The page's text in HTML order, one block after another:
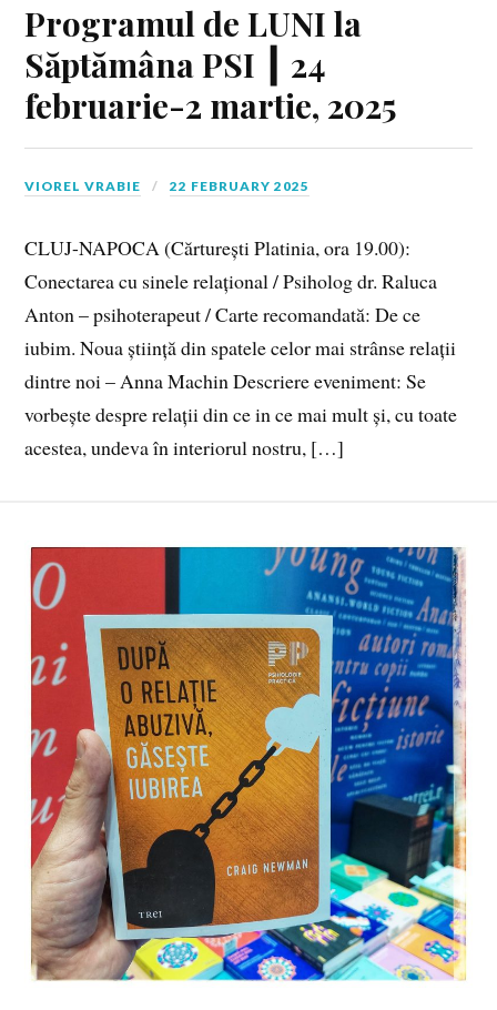
Programul de LUNI la
Săptămâna PSI ┃ 24
februarie-2 martie, 2025
VIOREL VRABIE 22 FEBRUARY 2025
CLUJ-NAPOCA (Cărturești Platinia, ora 19.00):
Conectarea cu sinele relațional / Psiholog dr. Raluca
Anton – psihoterapeut / Carte recomandată: De ce
iubim. Noua știință din spatele celor mai strânse relații
dintre noi – Anna Machin Descriere eveniment: Se
vorbește despre relații din ce in ce mai mult și, cu toate
acestea, undeva în interiorul nostru, […]